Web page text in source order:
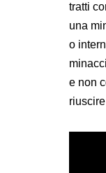
tratti
una
o
e non